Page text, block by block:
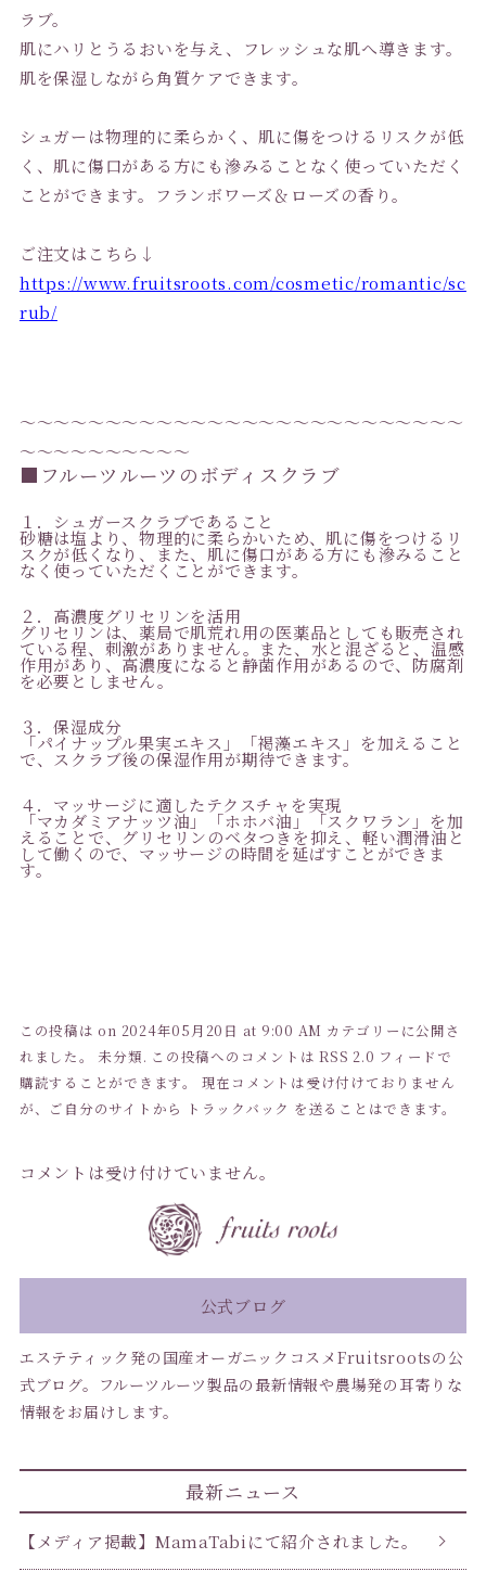
ラブ。
肌にハリとうるおいを与え、フレッシュな肌へ導きます。
肌を保湿しながら角質ケアできます。
シュガーは物理的に柔らかく、肌に傷をつけるリスクが低
く、肌に傷口がある方にも滲みることなく使っていただく
ことができます。フランボワーズ＆ローズの香り。
ご注文はこちら↓
https://www.fruitsroots.com/cosmetic/romantic/sc
rub/
〜〜〜〜〜〜〜〜〜〜〜〜〜〜〜〜〜〜〜〜〜〜〜〜〜〜
〜〜〜〜〜〜〜〜〜〜
■フルーツルーツのボディスクラブ
１．シュガースクラブであること
砂糖は塩より、物理的に柔らかいため、肌に傷をつけるリ
スクが低くなり、また、肌に傷口がある方にも滲みること
なく使っていただくことができます。
２．高濃度グリセリンを活用
グリセリンは、薬局で肌荒れ用の医薬品としても販売され
ている程、刺激がありません。また、水と混ざると、温感
作用があり、高濃度になると静菌作用があるので、防腐剤
を必要としません。
３．保湿成分
「パイナップル果実エキス」「褐藻エキス」を加えること
で、スクラブ後の保湿作用が期待できます。
４．マッサージに適したテクスチャを実現
「マカダミアナッツ油」「ホホバ油」「スクワラン」を加
えることで、グリセリンのベタつきを抑え、軽い潤滑油と
して働くので、マッサージの時間を延ばすことができま
す。
この投稿は on 2024年05月20日 at 9:00 AM カテゴリーに公開さ
れました。 未分類. この投稿へのコメントはRSS 2.0 フィードで
購読することができます。 現在コメントは受け付けておりません
が、ご自分のサイトから
トラックバック を送ることはできます。
コメントは受け付けていません。
公式ブログ
エステティック発の国産オーガニックコスメFruitsrootsの公
式ブログ。フルーツルーツ製品の最新情報や農場発の耳寄りな
情報をお届けします。
最新ニュース
【メディア掲載】MamaTabiにて紹介されました。